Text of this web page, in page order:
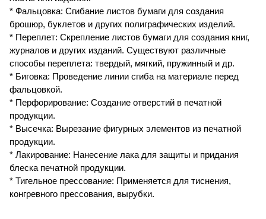
* Фальцовка: Сгибание листов бумаги для создания
брошюр, буклетов и других полиграфических изделий.
* Переплет: Скрепление листов бумаги для создания книг,
журналов и других изданий. Существуют различные
способы переплета: твердый, мягкий, пружинный и др.
* Биговка: Проведение линии сгиба на материале перед
фальцовкой.
* Перфорирование: Создание отверстий в печатной
продукции.
* Высечка: Вырезание фигурных элементов из печатной
продукции.
* Лакирование: Нанесение лака для защиты и придания
блеска печатной продукции.
* Тигельное прессование: Применяется для тиснения,
конгревного прессования, вырубки.